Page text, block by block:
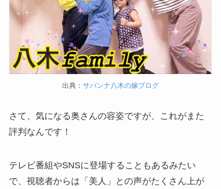
出典： サバンナ八木の嫁ブログ
さて、気になる奥さんの容姿ですが、これがまた
評判なんです！
テレビ番組やSNSに登場することもあるみたい
で、視聴者からは「美人」との声がたくさん上が